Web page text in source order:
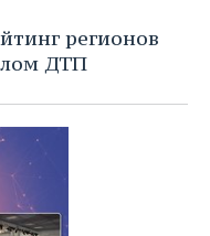
регионов
ДТП